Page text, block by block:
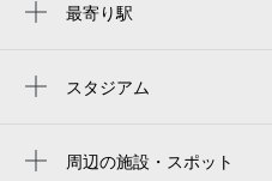
最寄り駅
長原駅スタジアム
周辺の施設・スポット